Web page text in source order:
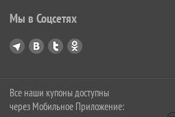
Мы в Соцсетях
Все наши купоны доступны
через Мобильное Приложение: